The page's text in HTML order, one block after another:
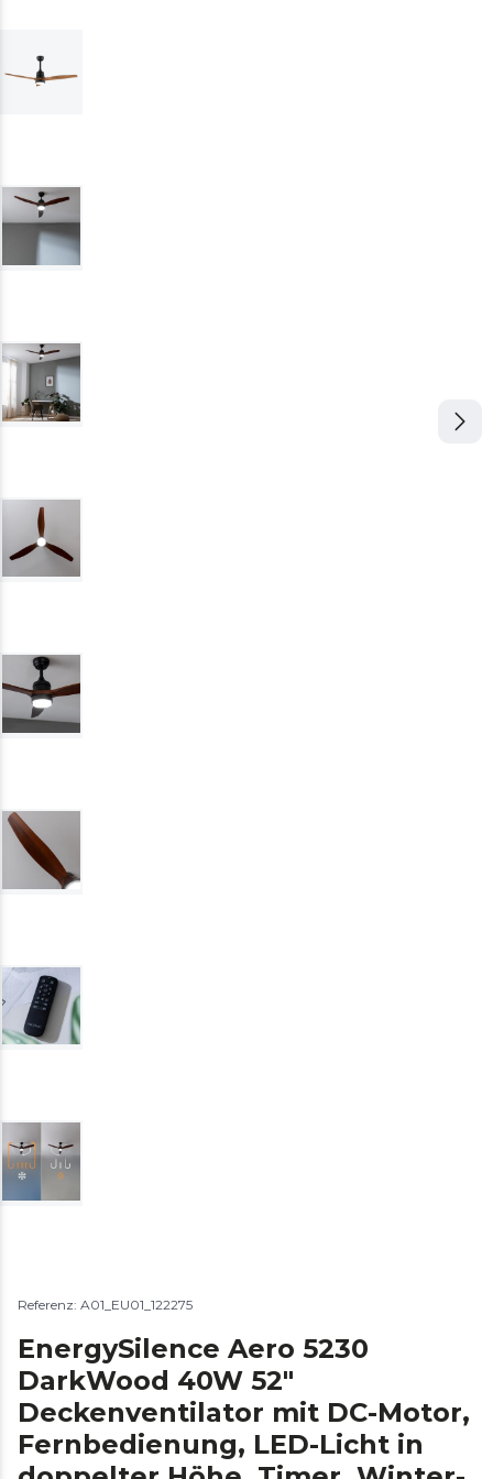
Referenz: A01_EU01_122275
EnergySilence Aero 5230
DarkWood 40W 52"
Deckenventilator mit DC-Motor,
Fernbedienung, LED-Licht in